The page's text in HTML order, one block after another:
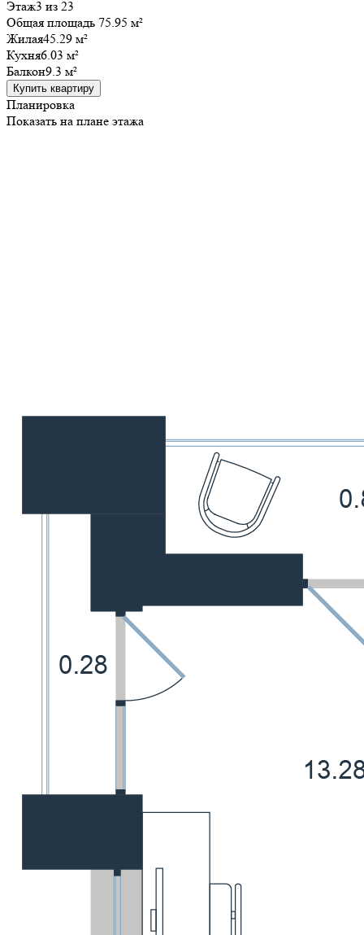
Этаж3 из 23
Общая площадь 75.95 м²
Жилая45.29 м²
Кухня6.03 м²
Балкон9.3 м²
Купить квартиру
Планировка
Показать на плане этажа